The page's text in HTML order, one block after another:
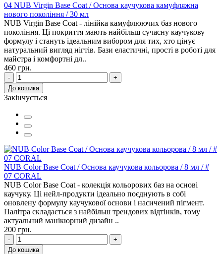
04 NUB Virgin Base Coat / Основа каучукова камуфляжна
нового покоління / 30 мл
NUB Virgin Base Coat - лінійка камуфлюючих баз нового
покоління. Ці покриття мають найбільш сучасну каучукову
формулу і стануть ідеальним вибором для тих, хто цінує
натуральний вигляд нігтів. Бази еластичні, прості в роботі для
майстра і комфортні дл..
460 грн.
-
+
До кошика
Закінчується
NUB Color Base Coat / Основа каучукова кольорова / 8 мл / #
07 CORAL
NUB Color Base Coat - колекція кольорових баз на основі
каучуку. Ці нейл-продукти ідеально поєднують в собі
оновлену формулу каучукової основи і насичений пігмент.
Палітра складається з найбільш трендових відтінків, тому
актуальний манікюрний дизайн ..
200 грн.
-
+
До кошика